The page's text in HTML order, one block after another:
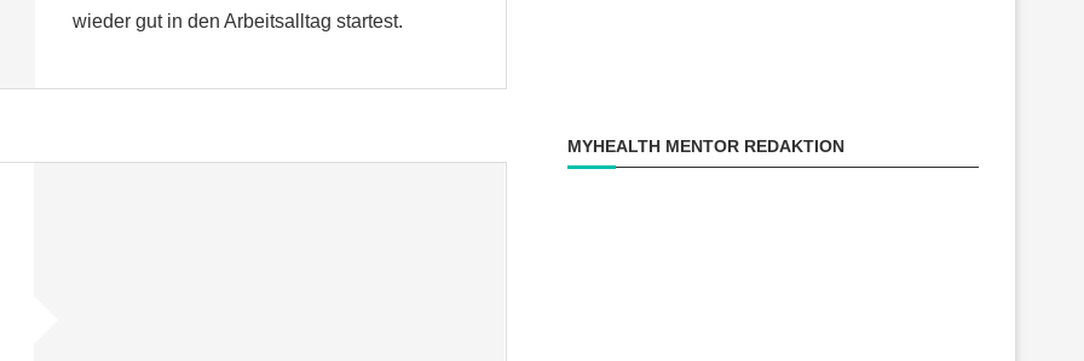
wieder gut in den Arbeitsalltag startest.
MYHEALTH MENTOR REDAKTION